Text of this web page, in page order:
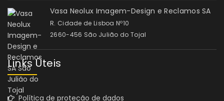
Vasa Neolux Imagem-Design e Reclamos SA
R. Cidade de Lisboa Nº10
2660-456 São Julião do Tojal
Links Úteis
Política de proteção de dados